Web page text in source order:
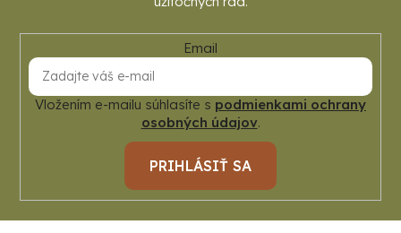
Email
Vložením e-mailu súhlasíte s podmienkami ochrany
osobných údajov.
PRIHLÁSIŤ SA